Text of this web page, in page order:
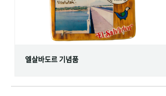
엘살바도르 기념품